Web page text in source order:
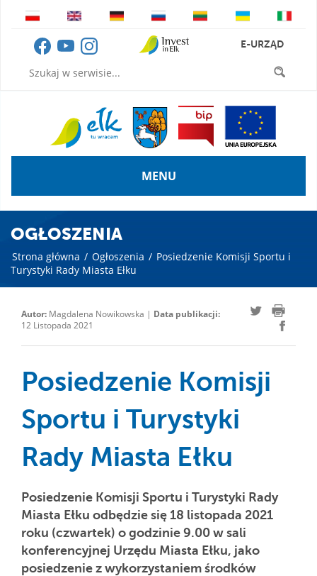
E-URZĄD
MENU
OGŁOSZENIA
Strona główna / Ogłoszenia / Posiedzenie Komisji Sportu i
Turystyki Rady Miasta Ełku
Autor: Magdalena Nowikowska | Data publikacji:
12 Listopada 2021
Posiedzenie Komisji
Sportu i Turystyki
Rady Miasta Ełku
Posiedzenie Komisji Sportu i Turystyki Rady
Miasta Ełku odbędzie się 18 listopada 2021
roku (czwartek) o godzinie 9.00 w sali
konferencyjnej Urzędu Miasta Ełku, jako
posiedzenie z wykorzystaniem środków